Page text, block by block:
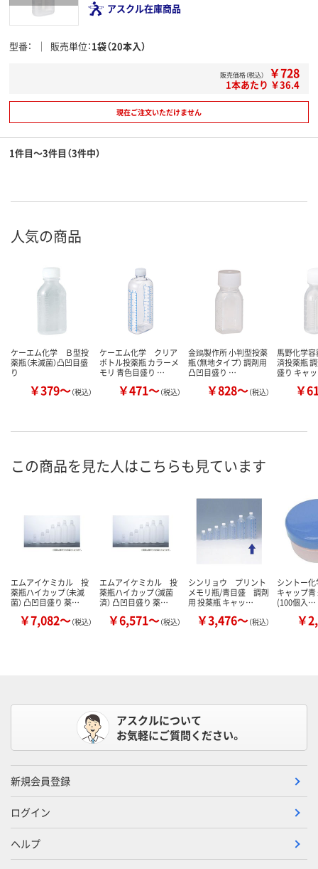
アスクル在庫商品
型番 販売単位 1袋（20本入）
販売価格（税込） ￥728
1本あたり ￥36.4
現在ご注文いただけません
1件目～3件目（3件中）
人気の商品
ケーエム化学 Ｂ型投
薬瓶（未滅菌）凸凹目盛
り
￥379～（税込）
ケーエム化学 クリア
ボトル投薬瓶 カラーメ
モリ 青色目盛り …
￥471～（税込）
金鵄製作所 小判型投薬
瓶（無地タイプ） 調剤用
凸凹目盛り …
￥828～（税込）
馬野化学
済投薬瓶
盛り キャ
￥
この商品を見た人はこちらも見ています
エムアイケミカル 投
薬瓶ハイカップ（未滅
菌） 凸凹目盛り 薬…
￥7,082～（税込）
エムアイケミカル 投
薬瓶ハイカップ（滅菌
済） 凸凹目盛り 薬…
￥6,571～（税込）
シンリョウ プリント
メモリ瓶/青目盛 調剤
用 投薬瓶 キャッ…
￥3,476～（税込）
シントー
キャップ青
(100個入…
￥
アスクルについて
お気軽にご質問ください。
新規会員登録
ログイン
ヘルプ